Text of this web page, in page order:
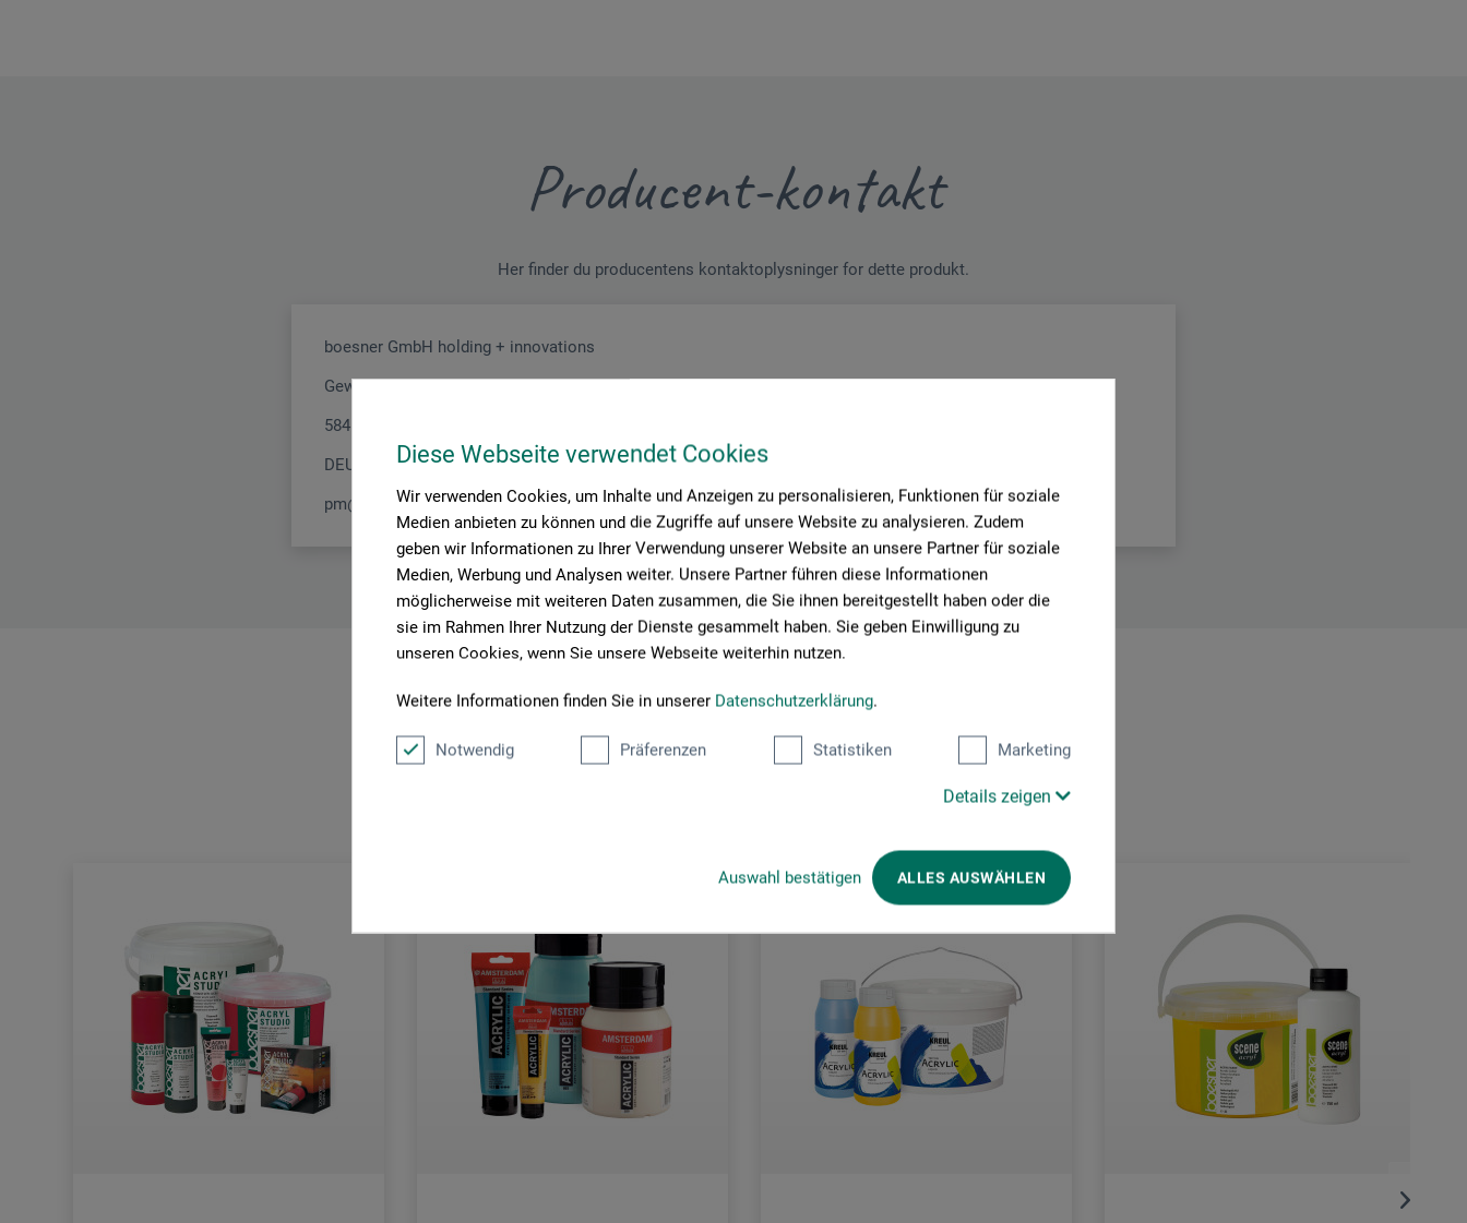
Diese Webseite verwendet Cookies
Wir verwenden Cookies, um Inhalte und Anzeigen zu personalisieren, Funktionen für soziale
Medien anbieten zu können und die Zugriffe auf unsere Website zu analysieren. Zudem
geben wir Informationen zu Ihrer Verwendung unserer Website an unsere Partner für soziale
Medien, Werbung und Analysen weiter. Unsere Partner führen diese Informationen
möglicherweise mit weiteren Daten zusammen, die Sie ihnen bereitgestellt haben oder die
sie im Rahmen Ihrer Nutzung der Dienste gesammelt haben. Sie geben Einwilligung zu
unseren Cookies, wenn Sie unsere Webseite weiterhin nutzen.
Weitere Informationen finden Sie in unserer Datenschutzerklärung.
Notwendig Präferenzen Statistiken Marketing
Details zeigen
Auswahl bestätigen ALLES AUSWÄHLEN
Producent-kontakt
Her finder du producentens kontaktoplysninger for dette produkt.
boesner GmbH holding + innovations
Gewerkenstr. 2
58456 Witten
DEUTSCHLAND
pm@boesner.com
Kunder købte også